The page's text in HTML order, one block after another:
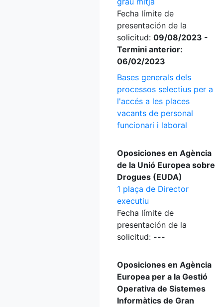
Fecha límite de
presentación de la
solicitud: 09/08/2023 -
Termini anterior:
06/02/2023
Bases generals dels
processos selectius per a
l'accés a les places
vacants de personal
funcionari i laboral
Oposiciones en Agència
de la Unió Europea sobre
Drogues (EUDA)
1 plaça de Director
executiu
Fecha límite de
presentación de la
solicitud: ---
Oposiciones en Agència
Europea per a la Gestió
Operativa de Sistemes
Informàtics de Gran